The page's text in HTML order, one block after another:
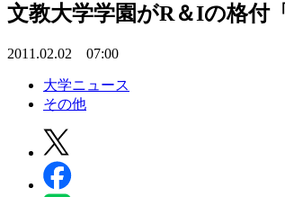
文教大学学園がR＆Iの格付
2011.02.02 07:00
大学ニュース
その他